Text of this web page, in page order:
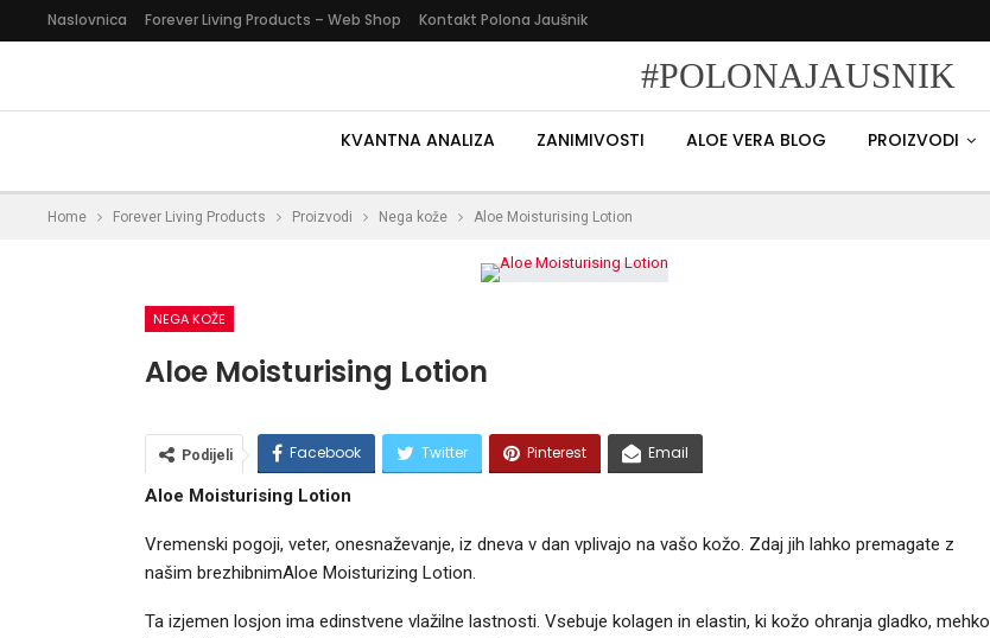
Naslovnica Forever Living Products – Web Shop Kontakt Polona Jaušnik
#POLONAJAUSNIK
KVANTNA ANALIZA ZANIMIVOSTI ALOE VERA BLOG PROIZVODI
Home Forever Living Products Proizvodi Nega kože Aloe Moisturising Lotion
NEGA KOŽE
Aloe Moisturising Lotion
Podijeli Facebook Twitter Pinterest Email
Aloe Moisturising Lotion
Vremenski pogoji, veter, onesnaževanje, iz dneva v dan vplivajo na vašo kožo. Zdaj jih lahko premagate z
našim brezhibnimAloe Moisturizing Lotion.
Ta izjemen losjon ima edinstvene vlažilne lastnosti. Vsebuje kolagen in elastin, ki kožo ohranja gladko, mehko